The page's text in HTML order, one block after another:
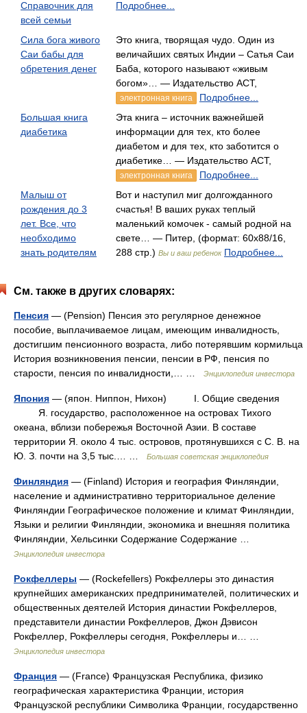
Справочник для
всей семьи
Подробнее...
Сила бога живого
Саи бабы для
обретения денег
Это книга, творящая чудо. Один из
величайших святых Индии – Сатья Саи
Баба, которого называют «живым
богом»… — Издательство АСТ,
электронная книга
Подробнее...
Большая книга
диабетика
Эта книга – источник важнейшей
информации для тех, кто более
диабетом и для тех, кто заботится о
диабетике… — Издательство АСТ,
электронная книга
Подробнее...
Малыш от
рождения до 3
лет. Все, что
необходимо
знать родителям
Вот и наступил миг долгожданного
счастья! В ваших руках теплый
маленький комочек - самый родной на
свете… — Питер, (формат: 60x88/16,
288 стр.) Вы и ваш ребенок Подробнее...
См. также в других словарях:
Пенсия — (Pension) Пенсия это регулярное денежное
пособие, выплачиваемое лицам, имеющим инвалидность,
достигшим пенсионного возраста, либо потерявшим кормильца
История возникновения пенсии, пенсии в РФ, пенсия по
старости, пенсия по инвалидности,… …
Энциклопедия инвестора
Япония — (япон. Ниппон, Нихон) I. Общие сведения
Я. государство, расположенное на островах Тихого
океана, вблизи побережья Восточной Азии. В составе
территории Я. около 4 тыс. островов, протянувшихся с С. В. на
Ю. З. почти на 3,5 тыс.… …
Большая советская энциклопедия
Финляндия — (Finland) История и география Финляндии,
население и административно территориальное деление
Финляндии Географическое положение и климат Финляндии,
Языки и религии Финляндии, экономика и внешняя политика
Финляндии, Хельсинки Содержание Содержание …
Энциклопедия инвестора
Рокфеллеры — (Rockefellers) Рокфеллеры это династия
крупнейших американских предпринимателей, политических и
общественных деятелей История династии Рокфеллеров,
представители династии Рокфеллеров, Джон Дэвисон
Рокфеллер, Рокфеллеры сегодня, Рокфеллеры и… …
Энциклопедия инвестора
Франция — (France) Французская Республика, физико
географическая характеристика Франции, история
Французской республики Символика Франции, государственно